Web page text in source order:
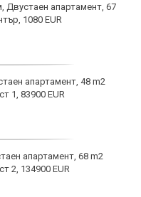
Двустаен апартамент, 67
1080 EUR
апартамент, 48 m2
1, 83900 EUR
апартамент, 68 m2
2, 134900 EUR